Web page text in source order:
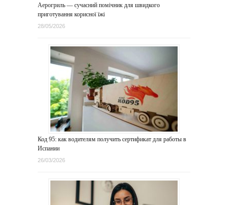
Аерогриль — сучасний помічник для швидкого
приготування корисної їжі
28/05/2026
Код 95: как водителям получить сертификат для работы в
Испании
26/03/2026